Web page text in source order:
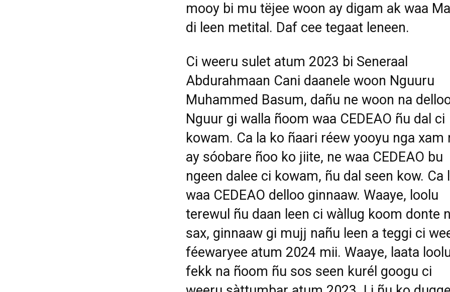
mooy bi mu tëjee woon ay digam ak waa
di leen metital. Daf cee tegaat leneen.
Ci weeru sulet atum 2023 bi Seneraal
Abdurahmaan Cani daanele woon Nguuru
Muhammed Basum, dañu ne woon na
Nguur gi walla ñoom waa CEDEAO ñu dal ci
kowam. Ca la ko ñaari réew yooyu nga xam
ay sóobare ñoo ko jiite, ne waa CEDEAO bu
ngeen dalee ci kowam, ñu dal seen kow. Ca
waa CEDEAO delloo ginnaaw. Waaye, loolu
terewul ñu daan leen ci wàllug koom donte
sax, ginnaaw gi mujj nañu leen a teggi ci
féewaryee atum 2024 mii. Waaye, laata
fekk na ñoom ñu sos seen kurél googu ci